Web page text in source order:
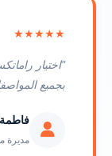
★★★★★
"اختيار
بجميع
مديرة